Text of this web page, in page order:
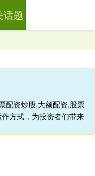
配资炒股,大额配资,股票
方式，为投资者们带来
话题